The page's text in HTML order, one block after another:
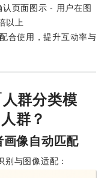
页面图示 - 用户在图
以上
合使用，提升互动率与
群分类模
群？
像自动匹配
与图像适配：